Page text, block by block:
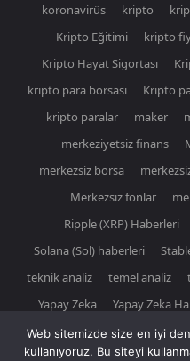
koronavirüs
kripto
Kripto Eğitimi
kripto
Kripto Hayat Sigortası
kripto para borsasi
Kripto
kripto paralar
maker
merkeziyetsiz finans
merkezsiz borsa
Merkezsiz fonlar
Ripple (XRP) Haberleri
Solana (Sol) haberleri
teknik analiz
temel analiz
Yapay Zeka
Yapay Zeka
Web sitemizde size en iyi
kullanıyoruz. Bu siteyi